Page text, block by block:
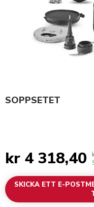
SOPPSETET
kr 4 318,40
SKICKA ETT E-